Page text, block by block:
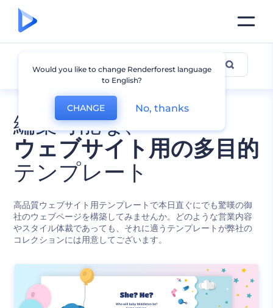
編集可能な、
ウェブサイト用の多目的
テンプレート
高品質ウェブサイト用テンプレートで本日直ぐにでも驚嘆の御
社のウェブページを構築してみませんか。どのような営業内容
やスタイル体裁であっても、それに適うテンプレートが弊社の
コレクションには用意してございます。
全てのテンプレート
Would you like to change Renderforest language
to English?
CHANGE No, thanks